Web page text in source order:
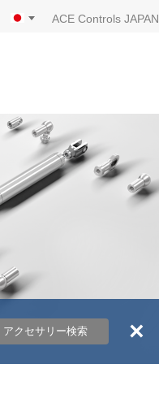
ACE Controls JAPAN
アクセサリー検索 ×